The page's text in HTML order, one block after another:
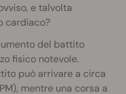
e talvolta
cardiaco?
del battito
fisico notevole.
può arrivare a circa
mentre una corsa a